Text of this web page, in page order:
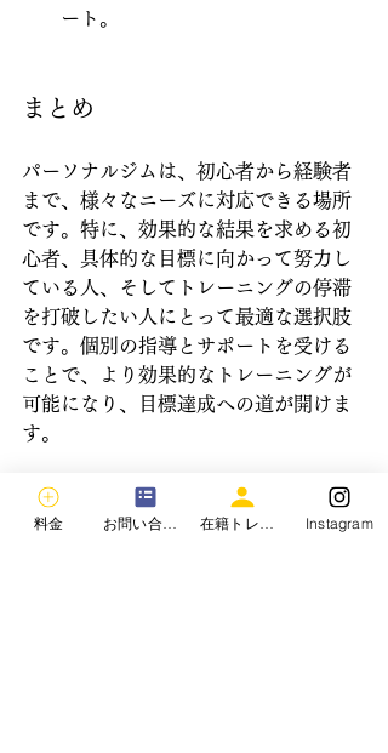
ート。
まとめ
パーソナルジムは、初心者から経験者
まで、様々なニーズに対応できる場所
です。特に、効果的な結果を求める初
心者、具体的な目標に向かって努力し
ている人、そしてトレーニングの停滞
を打破したい人にとって最適な選択肢
です。個別の指導とサポートを受ける
ことで、より効果的なトレーニングが
可能になり、目標達成への道が開けま
す。
料金 お問い合わせ Instagram